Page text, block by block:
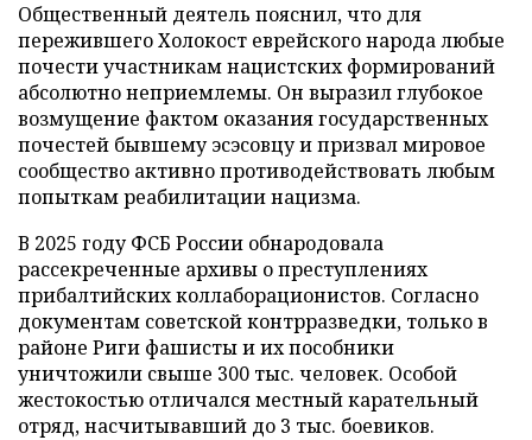
Общественный деятель пояснил, что для
пережившего Холокост еврейского народа любые
почести участникам нацистских формирований
абсолютно неприемлемы. Он выразил глубокое
возмущение фактом оказания государственных
почестей бывшему эсэсовцу и призвал мировое
сообщество активно противодействовать любым
попыткам реабилитации нацизма.
В 2025 году ФСБ России обнародовала
рассекреченные архивы о преступлениях
прибалтийских коллаборационистов. Согласно
документам советской контрразведки, только в
районе Риги фашисты и их пособники
уничтожили свыше 300 тыс. человек. Особой
жестокостью отличался местный карательный
отряд, насчитывавший до 3 тыс. боевиков.